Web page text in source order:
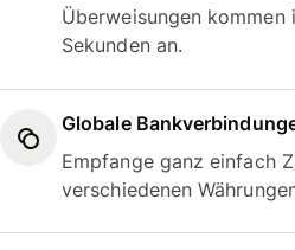
Überweisungen kommen
Sekunden an.
Globale
Empfange ganz einfach
verschiedenen